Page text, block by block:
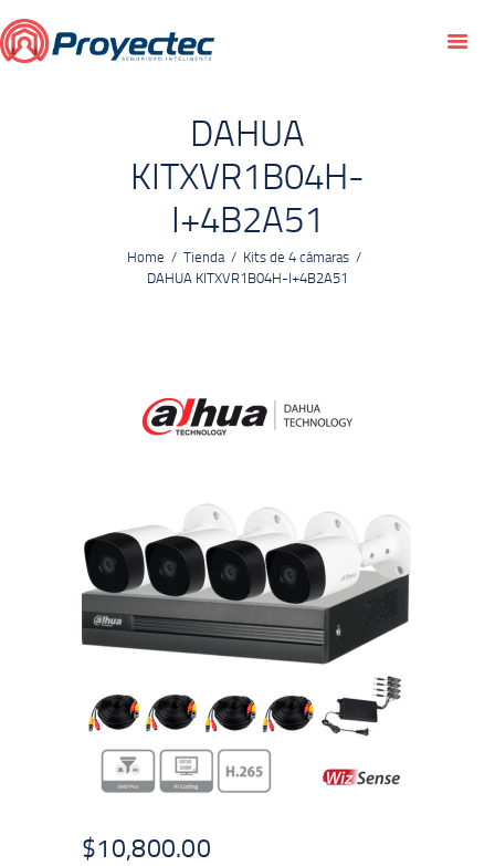
DAHUA
KITXVR1B04H-
I+4B2A51
Home Tienda
Kits de 4 cámaras
DAHUA KITXVR1B04H-I+4B2A51
SERVICIOS
BLOG
CONTACTO
$10,800.00